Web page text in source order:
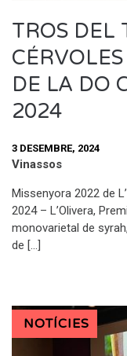
TROS DEL
DE LA DO
2024
3 DESEMBRE, 2024
Vinassos
Missenyora 2022 de
2024 – L’Olivera,
monovarietal de
de […]
NOTÍCIES